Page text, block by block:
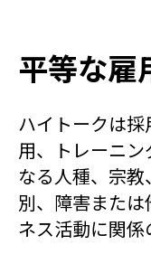
平等な雇
ハイトークは
用、トレーニ
なる人種、宗
別、障害また
ネス活動に関係